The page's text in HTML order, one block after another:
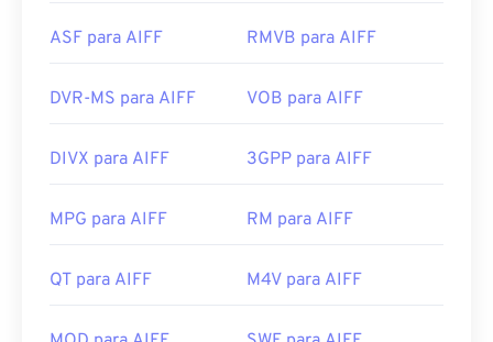
ASF para AIFF RMVB para AIFF
DVR-MS para AIFF VOB para AIFF
DIVX para AIFF 3GPP para AIFF
MPG para AIFF RM para AIFF
QT para AIFF M4V para AIFF